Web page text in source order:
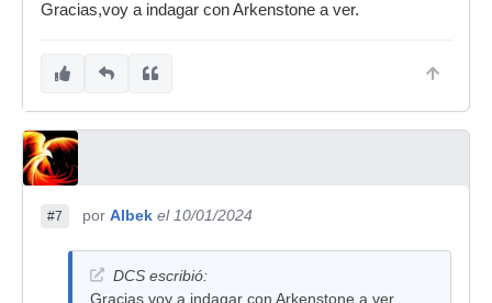
Gracias,voy a indagar con Arkenstone a ver.
#7 por Albek el 10/01/2024
DCS escribió:
Gracias,voy a indagar con Arkenstone a ver.